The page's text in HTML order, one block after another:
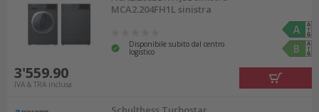
collegare gli apparecchi con unkit di
impilamento
per formare una colonna. Per chi è
pratico, vale la pena investire in
utensili elettrici
per le piccole riparazioni nella lavanderia.
MCA2.204FH1L sinistra
Disponibile subito dal centro
logistico
3'559.90
IVA & TRA inclusa